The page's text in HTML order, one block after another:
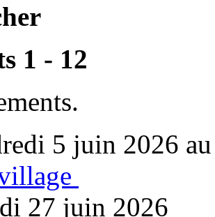
1 - 12
5 juin 2026
27 juin 2026